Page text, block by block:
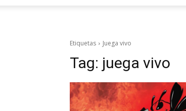
Etiquetas Juega vivo
Tag: juega vivo